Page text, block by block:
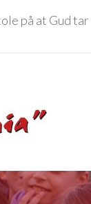
på at Gud tar